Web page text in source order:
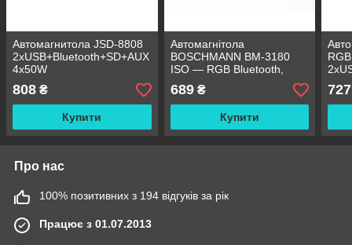
Автомагнитола JSD-8808
2xUSB+Bluetooth+SD+AUX
4x50W
808 ₴
Купити
Автомагнітола
BOSCHMANN BM-3180
ISO — RGB Bluetooth,
2xUSB, MP3 Player, FM,
microSD, AUX
689₴
Купити
RGB
727
Про нас
100% позитивних з 194 відгуків за рік
Працює з 01.07.2013